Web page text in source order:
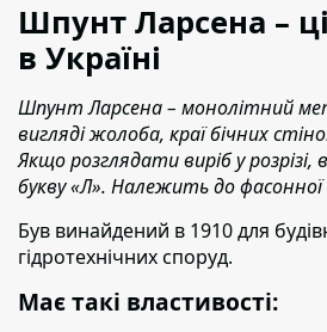
Шпунт Ларсена –
в Україні
Шпунт Ларсена – монолітний
вигляді жолоба, краї бічних
Якщо розглядати виріб у розрізі,
букву «Л». Належить до фасонної
Був винайдений в 1910 для
гідротехнічних споруд.
Має такі властивості: